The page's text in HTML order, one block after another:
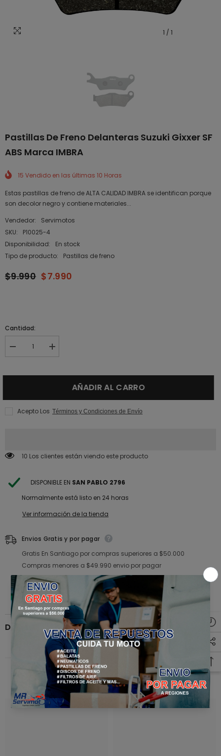
1 / 1
Pastillas De Freno Delanteras Suzuki Gixxer SF
ABS Marca IMBRA
15 Vendido en las últimas 10 Horas
Estas pastillas de freno de ALTA CALIDAD IMBRA se identifican porque
son decolor negro y contiene materiales...
Vendedor:
Servimotos
SKU:
P10025-4
Disponibilidad:
En stock
Tipo de producto:
Pastillas de freno
$9.990 $7.990
Cantidad:
Disminuir
la
Delanteras
Suzuki
Gixxer
Aumentar
la
Delanteras
Suzuki
Gixxer
AÑADIR AL CARRO
Acepto Los Términos y Condiciones de Envío
46 Los clientes están viendo este producto
DISPONIBLE EN SAN PABLO 2796
Normalmente está listo en 24 horas
Ver información de la tienda
Envios Gratis y por pagar
Gratis En Santiago por compras superiores a $50.000
Compras menores a $49.990 envio por pagar
Descripción del producto
PRODUCTOS RELACIONADOS